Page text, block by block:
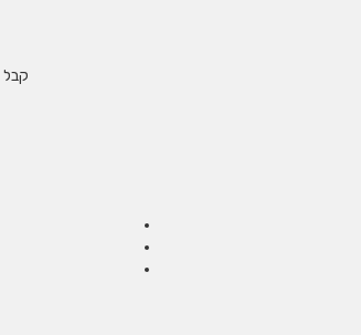
קבל